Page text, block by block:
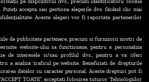
TERMENE
ABONARE DIGI TV
accepta sau gestiona alegerile dvs. făcând clic mai
Aceste alegeri vor fi raportate partenerilor
de publicitate partenere, precum si furnizorii nostri de
website-ului sa functioneze, pentru a personaliza
de interesele si/sau profilul dvs., pentru a va oferi
a analiza traficul pe website. Beneficiati de drepturile
datelor cu caracter personal. Aceste drepturi pot fi
TOATE”, acceptati folosirea tuturor Tehnologiilor